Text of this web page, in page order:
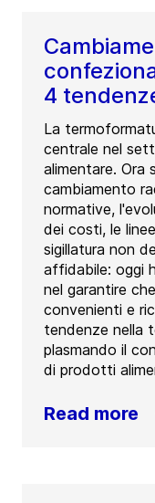
4
La
centrale nel
alimentare. Ora
cambiamento
normative,
dei costi, le
sigillatura non
affidabile: oggi
nel garantire
convenienti e
tendenze nella
plasmando il
di prodotti
Read more